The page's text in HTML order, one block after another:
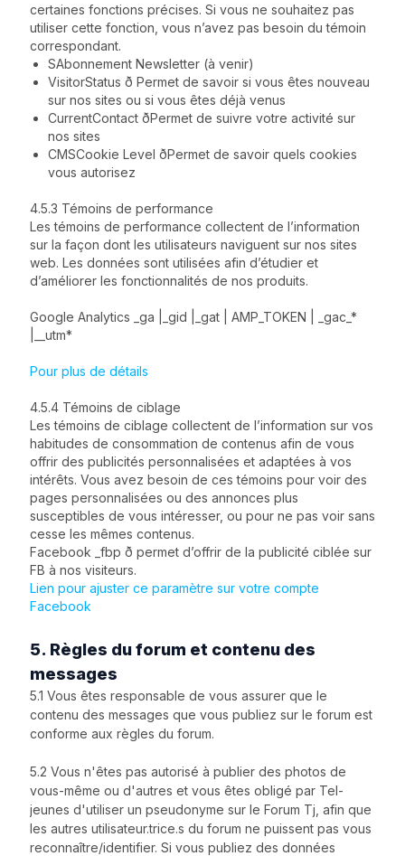
certaines fonctions précises. Si vous ne souhaitez pas
utiliser cette fonction, vous n’avez pas besoin du témoin
correspondant.
SAbonnement Newsletter (à venir)
VisitorStatus ð Permet de savoir si vous êtes nouveau
sur nos sites ou si vous êtes déjà venus
CurrentContact ðPermet de suivre votre activité sur
nos sites
CMSCookie Level ðPermet de savoir quels cookies
vous autorisez
4.5.3 Témoins de performance
Les témoins de performance collectent de l’information
sur la façon dont les utilisateurs naviguent sur nos sites
web. Les données sont utilisées afin d’étudier et
d’améliorer les fonctionnalités de nos produits.
Google Analytics _ga |_gid |_gat | AMP_TOKEN | _gac_*
|__utm*
Pour plus de détails
4.5.4 Témoins de ciblage
Les témoins de ciblage collectent de l’information sur vos
habitudes de consommation de contenus afin de vous
offrir des publicités personnalisées et adaptées à vos
intérêts. Vous avez besoin de ces témoins pour voir des
pages personnalisées ou des annonces plus
susceptibles de vous intéresser, ou pour ne pas voir sans
cesse les mêmes contenus.
Facebook _fbp ð permet d’offrir de la publicité ciblée sur
FB à nos visiteurs.
Lien pour ajuster ce paramètre sur votre compte
Facebook
5. Règles du forum et contenu des
messages
5.1 Vous êtes responsable de vous assurer que le
contenu des messages que vous publiez sur le forum est
conforme aux règles du forum.
5.2 Vous n'êtes pas autorisé à publier des photos de
vous-même ou d'autres et vous êtes obligé par Tel-
jeunes d'utiliser un pseudonyme sur le Forum Tj, afin que
les autres utilisateur.trice.s du forum ne puissent pas vous
reconnaître/identifier. Si vous publiez des données